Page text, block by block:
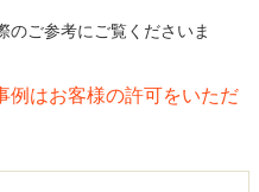
のご参考にご覧くださいま
はお客様の許可をいただ